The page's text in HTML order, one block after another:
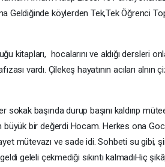
Geldiğinde köylerden Tek,Tek Öğrenci
kitapları, hocalarını ve aldığı dersleri
vardı. Çilekeş hayatının acıları alnın
sokak başında durup başını kaldırıp
büyük bir değerdi Hocam. Herkes ona
mütevazı ve sade idi. Sohbeti su gibi,
geleli çekmediği sıkıntı kalmadıHiç